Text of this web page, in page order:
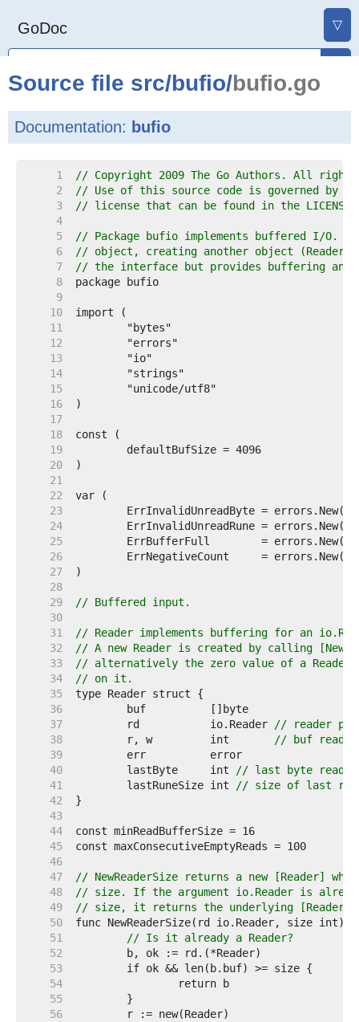
GoDoc ▽
Source file src/bufio/bufio.go
Documentation: bufio
     1
// Copyright 2009 The Go Authors. All
     2
// Use of this source code is governed by a
     3
// license that can be found in the
     4
     5
// Package bufio implements buffered I/O.
     6
// object, creating another object (Reader
     7
// the interface but provides buffering and
     8
     9
    10
    11
    12
    13
    14
    15
    16
    17
    18
    19
    20
    21
    22
    23
    24
    25
    26
    27
    28
    29
// Buffered input.
    30
    31
// Reader implements buffering for an
    32
// A new Reader is created by calling
    33
// alternatively the zero value of a Reader
    34
// on it.
    35
    36
    37
	rd           io.Reader
// reader
    38
	r, w         int
// buf read
    39
    40
	lastByte     int
// last byte read
    41
	lastRuneSize int
// size of last rune
    42
    43
    44
    45
    46
    47
// NewReaderSize returns a new [Reader]
    48
// size. If the argument io.Reader is
    49
// size, it returns the underlying [Reader].
    50
    51
// Is it already a Reader?
    52
    53
    54
    55
    56